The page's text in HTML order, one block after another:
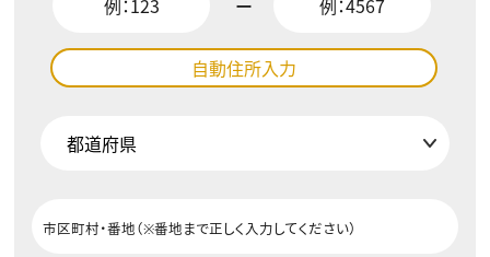
自動住所入力